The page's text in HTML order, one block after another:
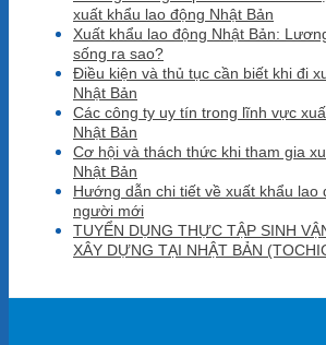
xuất khẩu lao động Nhật Bản
Xuất khẩu lao động Nhật Bản:
sống ra sao?
Điều kiện và thủ tục cần biết khi đi
Nhật Bản
Các công ty uy tín trong lĩnh vực
Nhật Bản
Cơ hội và thách thức khi tham gia
Nhật Bản
Hướng dẫn chi tiết về xuất khẩu lao
người mới
TUYỂN DỤNG THỰC TẬP SINH
XÂY DỰNG TẠI NHẬT BẢN